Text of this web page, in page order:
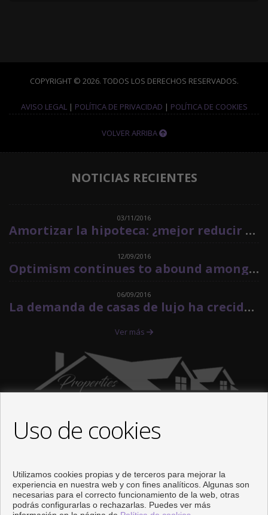
COPYRIGHT © 2026. TODOS LOS DERECHOS RESERVADOS.
AVISO LEGAL| POLÍTICA DE PRIVACIDAD | POLÍTICA DE COOKIES
VOLVER ARRIBA
NOTICIAS RECIENTES
03/11/2016
Amortizar la hipoteca: ¿mejor reducir plazos o cuota?
12/09/2016
Optimism continues to abound among property market in Spain.
06/09/2016
La demanda de casas de lujo ha crecido un 80% desde 2013
Ver más
Avenida Torrequebrada, 41, 12ª 1I
Urbanizacion Costaquebrada
29630 Benalmádena (Málaga)
Uso de cookies
Utilizamos cookies propias y de terceros para mejorar la
experiencia en nuestra web y con fines analíticos. Algunas son
necesarias para el correcto funcionamiento de la web, otras
podrás configurarlas o rechazarlas. Puedes ver más